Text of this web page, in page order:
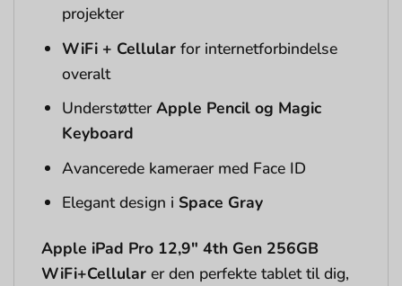
projekter
WiFi + Cellularfor internetforbindelse
overalt
UnderstøtterApple Pencil og Magic
Keyboard
Avancerede kameraer med Face ID
Elegant design i Space Gray
Apple iPad Pro 12,9″ 4th Gen 256GB
WiFi+Cellular er den perfekte tablet til dig,